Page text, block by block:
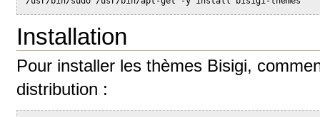
Installation
Pour installer les thèmes Bisigi,
distribution :